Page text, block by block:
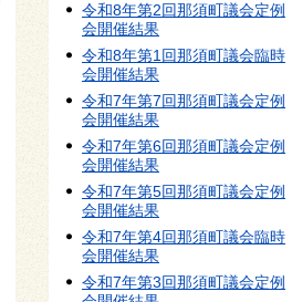
令和8年第2回那須町議会定例
会開催結果
令和8年第1回那須町議会臨時
会開催結果
令和7年第7回那須町議会定例
会開催結果
令和7年第6回那須町議会定例
会開催結果
令和7年第5回那須町議会定例
会開催結果
令和7年第4回那須町議会臨時
会開催結果
令和7年第3回那須町議会定例